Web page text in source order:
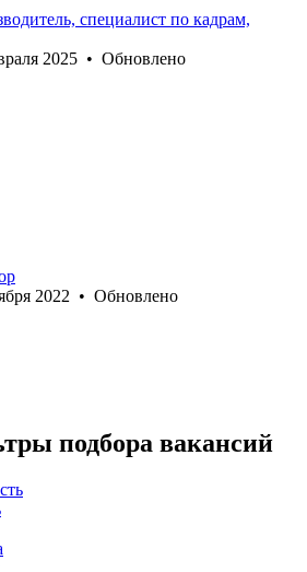
специалист по кадрам,
2025 • Обновлено
2022 • Обновлено
подбора вакансий